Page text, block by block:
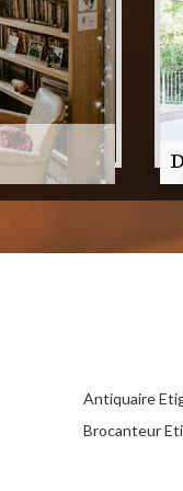
Antiquaire
Brocanteur